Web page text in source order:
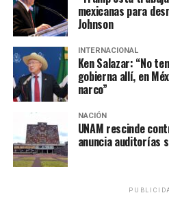
mexicanas para
Johnson
INTERNACIONAL
Ken Salazar: “No
gobierna allí, en
narco”
NACIÓN
UNAM rescinde
anuncia auditorías